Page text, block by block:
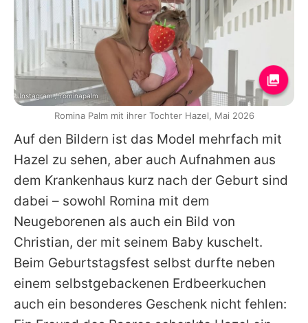
Auf den Bildern ist das Model mehrfach mit
Hazel zu sehen, aber auch Aufnahmen aus
dem Krankenhaus kurz nach der Geburt sind
dabei – sowohl Romina mit dem
Neugeborenen als auch ein Bild von
Christian, der mit seinem Baby kuschelt.
Beim Geburtstagsfest selbst durfte neben
einem selbstgebackenen Erdbeerkuchen
auch ein besonderes Geschenk nicht fehlen:
Instagram / rominapalm
Romina Palm mit ihrer Tochter Hazel, Mai 2026